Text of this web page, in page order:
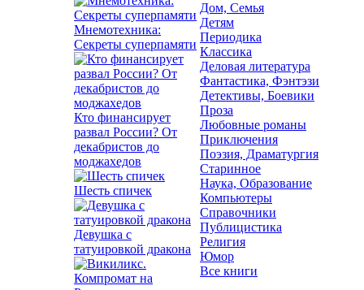
Мнемотехника:
Секреты суперпамяти
Кто финансирует
развал России? От
декабристов до
моджахедов
Шесть спичек
Девушка с
татуировкой дракона
Дом, Семья
Детям
Периодика
Классика
Деловая литература
Фантастика, Фэнтэзи
Детективы, Боевики
Проза
Любовные романы
Приключения
Поэзия, Драматургия
Старинное
Наука, Образование
Компьютеры
Справочники
Публицистика
Религия
Юмор
Все книги